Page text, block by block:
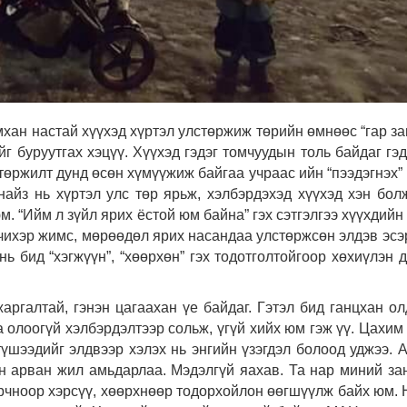
настай хүүхэд хүртэл улстөржиж төрийн өмнөөс “гар
буруутгах хэцүү. Хүүхэд гэдэг томчуудын толь байдаг
дунд өсөн хүмүүжиж байгаа учраас ийн “пээдэгнэх”
нь хүртэл улс төр ярьж, хэлбэрдэхэд хүүхэд хэн
“Ийм л зүйл ярих ёстой юм байна” гэх сэтгэлгээ
жимс, мөрөөдөл ярих насандаа улстөржсөн элдэв
“хэгжүүн”, “хөөрхөн” гэх тодотголтойгоор хөхиүлэн
гэнэн цагаахан үе байдаг. Гэтэл бид ганцхан
хэлбэрдэлтээр сольж, үгүй хийх юм гэж үү.
элдвээр хэлэх нь энгийн үзэгдэл болоод уджээ.
арван жил амьдарлаа. Мэдэлгүй яахав. Та нар миний
хэрсүү, хөөрхнөөр тодорхойлон өөгшүүлж байх